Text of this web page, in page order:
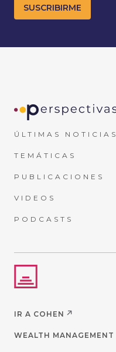
ÚLTIMAS NOTICIAS
TEMÁTICAS
PUBLICACIONES
VIDEOS
PODCASTS
IR A COHEN
WEALTH MANAGEMENT